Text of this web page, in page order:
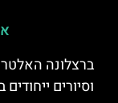
ברצלונה
וסיורים ייחודים